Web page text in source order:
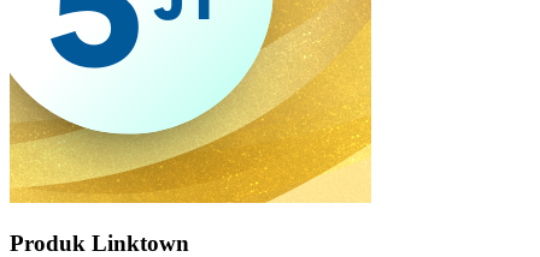
Produk Linktown